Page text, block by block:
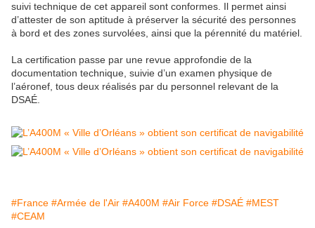
suivi technique de cet appareil sont conformes. Il permet ainsi
d’attester de son aptitude à préserver la sécurité des personnes
à bord et des zones survolées, ainsi que la pérennité du matériel.
La certification passe par une revue approfondie de la
documentation technique, suivie d’un examen physique de
l’aéronef, tous deux réalisés par du personnel relevant de la
DSAÉ.
#France #Armée de l'Air #A400M #Air Force #DSAÉ #MEST
#CEAM